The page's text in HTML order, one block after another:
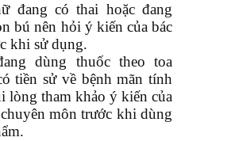
đang có thai hoặc đang
bú nên hỏi ý kiến của bác
khi sử dụng.
dùng thuốc theo toa
tiền sử về bệnh mãn tính
lòng tham khảo ý kiến của
môn trước khi dùng